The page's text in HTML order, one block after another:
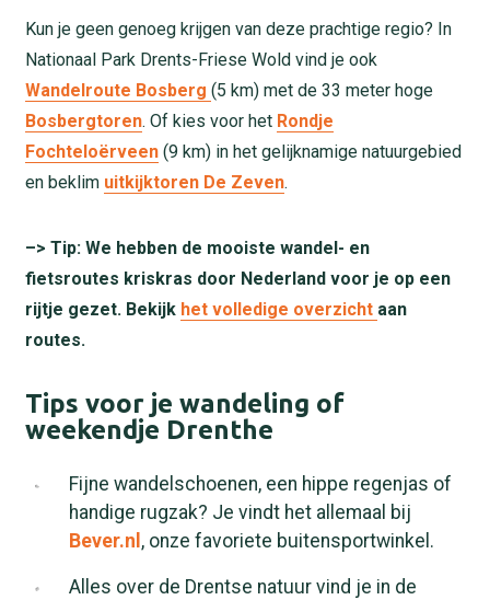
Kun je geen genoeg krijgen van deze prachtige regio? In
Nationaal Park Drents-Friese Wold vind je ook
Wandelroute Bosberg (5 km) met de 33 meter hoge
Bosbergtoren. Of kies voor het Rondje
Fochteloërveen (9 km) in het gelijknamige natuurgebied
en beklim uitkijktoren De Zeven.
–> Tip: We hebben de mooiste wandel- en
fietsroutes kriskras door Nederland voor je op een
rijtje gezet. Bekijk het volledige overzicht aan
routes.
Tips voor je wandeling of
weekendje Drenthe
Fijne wandelschoenen, een hippe regenjas of
handige rugzak? Je vindt het allemaal bij
Bever.nl , onze favoriete buitensportwinkel.
Alles over de Drentse natuur vind je in de